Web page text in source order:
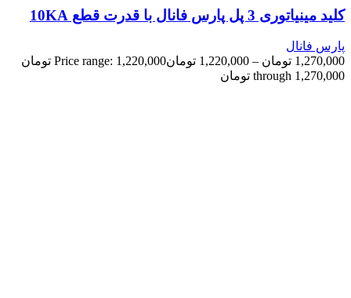
کلید مینیاتوری 3 پل پارس فانال با قدرت قطع 10KA
پارس فانال
1,270,000 تومان –
1,220,000 تومان
Price range: 1,220,000 تومان
through 1,270,000 تومان